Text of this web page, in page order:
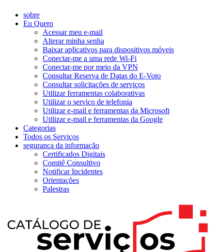
sobre
Eu Quero
Acessar meu e-mail
Alterar minha senha
Baixar aplicativos para dispositivos móveis
Conectar-me a uma rede Wi-Fi
Conectar-me por meio da VPN
Consultar Reserva de Datas do E-Voto
Consultar solicitações de serviços
Utilizar ferramentas colaborativas
Utilizar o serviço de telefonia
Utilizar e-mail e ferramentas da Microsoft
Utilizar e-mail e ferramentas da Google
Categorias
Todos os Serviços
segurança da informação
Certificados Digitais
Comitê Consultivo
Notificar Incidentes
Orientações
Palestras